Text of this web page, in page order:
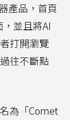
產品，首頁
並且將AI
打開瀏覽
往不斷點
為「Comet